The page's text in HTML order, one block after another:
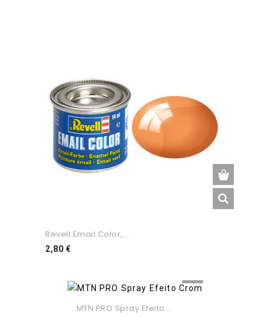
Revell Email Color,...
2,80 €Preço
MTN PRO Spray Efeito...